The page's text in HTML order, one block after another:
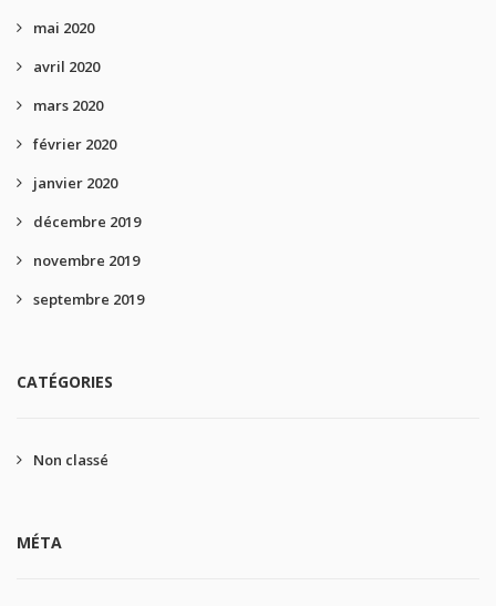
mai 2020
avril 2020
mars 2020
février 2020
janvier 2020
décembre 2019
novembre 2019
septembre 2019
CATÉGORIES
Non classé
MÉTA